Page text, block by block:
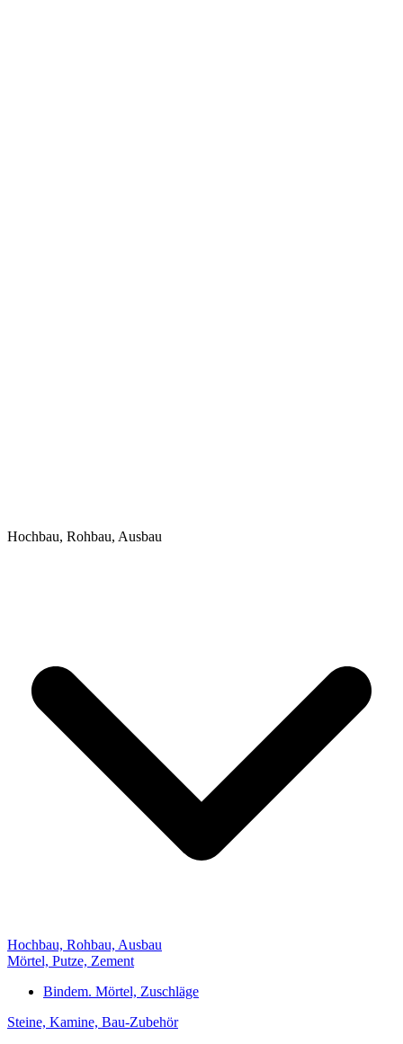
Hochbau, Rohbau, Ausbau
Hochbau, Rohbau, Ausbau
Mörtel, Putze, Zement
Bindem. Mörtel, Zuschläge
Steine, Kamine, Bau-Zubehör